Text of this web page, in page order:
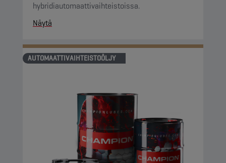
hybridiautomaattivaihteistoissa.
Näytä
AUTOMAATTIVAIHTEISTOÖLJY